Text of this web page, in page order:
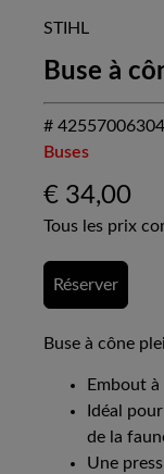
STIHL
Buse à
# 42557006304
Buses
€ 34,00
Tous les prix
Réserver
Buse à cône
Embout
Idéal
de la
Une